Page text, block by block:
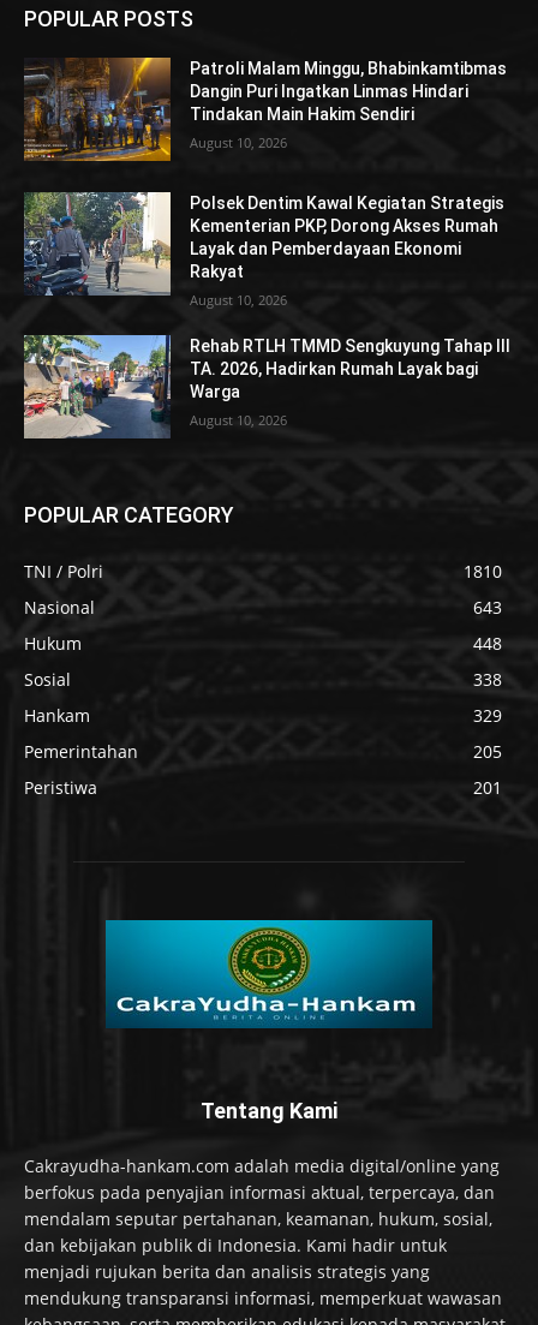
POPULAR POSTS
Patroli Malam Minggu, Bhabinkamtibmas
Dangin Puri Ingatkan Linmas Hindari
Tindakan Main Hakim Sendiri
August 10, 2026
Polsek Dentim Kawal Kegiatan Strategis
Kementerian PKP, Dorong Akses Rumah
Layak dan Pemberdayaan Ekonomi
Rakyat
August 10, 2026
Rehab RTLH TMMD Sengkuyung Tahap III
TA. 2026, Hadirkan Rumah Layak bagi
Warga
August 10, 2026
POPULAR CATEGORY
TNI / Polri
1810
Nasional
643
Hukum
448
Sosial
338
Hankam
329
Pemerintahan
205
Peristiwa
201
Tentang Kami
Cakrayudha-hankam.com adalah media digital/online yang
berfokus pada penyajian informasi aktual, terpercaya, dan
mendalam seputar pertahanan, keamanan, hukum, sosial,
dan kebijakan publik di Indonesia. Kami hadir untuk
menjadi rujukan berita dan analisis strategis yang
mendukung transparansi informasi, memperkuat wawasan